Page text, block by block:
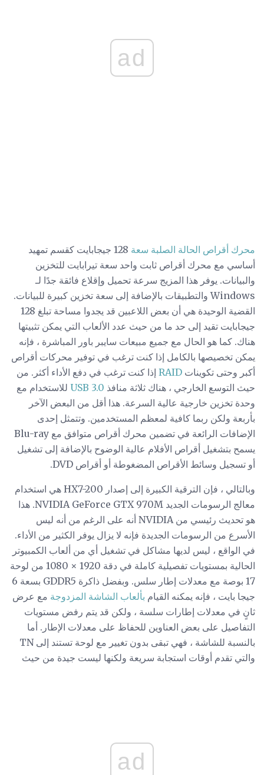
ad
محرك أقراص الحالة الصلبة سعة
128 جيجابايت كقسم تمهيد
أساسي مع محرك أقراص ثابت واحد سعة تيرابايت للتخزين
والبيانات. يوفر هذا المزيج سرعة تحميل وإقلاع فائقة جدًا لـ
Windows والتطبيقات بالإضافة إلى سعة تخزين كبيرة للبيانات.
القضية الوحيدة هي أن بعض اللاعبين قد يجدوا مساحة تبلغ 128
جيجابايت تقيد إلى حد ما من حيث عدد الألعاب التي يمكن تثبيتها
هناك. كما هو الحال مع جميع مبيعات سايبر باور المباشرة ، فإنه
يمكن تخصيصها بالكامل إذا كنت ترغب في توفير محركات أقراص
أكبر وحتى تكوينات RAID إذا كنت ترغب في دفع الأداء أكثر. من
حيث التوسع الخارجي ، هناك ثلاثة منافذ USB 3.0 للاستخدام مع
وحدة تخزين خارجية عالية السرعة. هذا أقل من البعض الآخر
بأربعة ولكن ربما كافية لمعظم المستخدمين. وتتمثل إحدى
الإضافات الرائعة في تضمين محرك أقراص متوافق مع Blu-ray
يسمح بتشغيل أقراص الأفلام عالية الوضوح بالإضافة إلى تشغيل
أو تسجيل وسائط الأقراص المضغوطة أو أقراص DVD.
وبالتالي ، فإن الترقية الكبيرة إلى إصدار HX7-200 هي استخدام
معالج الرسومات الجديد NVIDIA GeForce GTX 970M. هذا
هو تحديث رئيسي من NVIDIA أنه على الرغم من أنه ليس
الأسرع من الرسومات الجديدة فإنه لا يزال يوفر الكثير من الأداء.
في الواقع ، ليس لديها مشاكل في تشغيل أي من ألعاب الكمبيوتر
الحالية بمستويات تفصيلية كاملة في دقة 1920 × 1080 من لوحة
17 بوصة مع معدلات إطار سلس. وبفضل ذاكرة GDDR5 بسعة 6
جيجا بايت ، فإنه يمكنه القيام بألعاب الشاشة المزدوجة مع عرض
ثانٍ في معدلات إطارات سلسة ، ولكن قد يتم رفض مستويات
التفاصيل على بعض العناوين للحفاظ على معدلات الإطار. أما
بالنسبة للشاشة ، فهي تبقى بدون تغيير مع لوحة تستند إلى TN
والتي تقدم أوقات استجابة سريعة ولكنها ليست جيدة من حيث
ad